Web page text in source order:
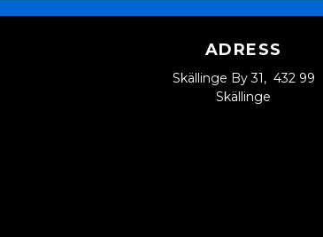
ADRESS
Skällinge By 31, 432 99
Skällinge